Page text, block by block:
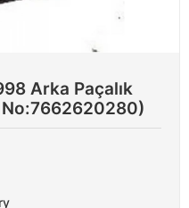
Arka Paçalık